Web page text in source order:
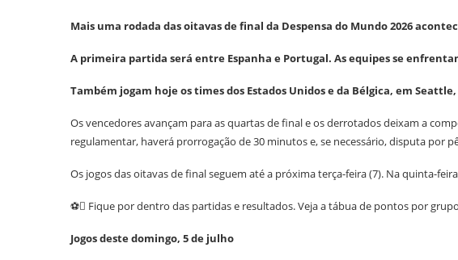
Mais uma rodada das oitavas de final da Despensa do Mundo 2026
A primeira partida será entre Espanha e Portugal. As equipes se
Também jogam hoje os times dos Estados Unidos e da Bélgica, em Seattle,
Os vencedores avançam para as quartas de final e os derrotados deixam a
regulamentar, haverá prorrogação de 30 minutos e, se necessário, disputa por
Os jogos das oitavas de final seguem até a próxima terça-feira (7). Na quinta-
⚽ Fique por dentro das partidas e resultados. Veja a tábua de pontos por
Jogos deste domingo, 5 de julho